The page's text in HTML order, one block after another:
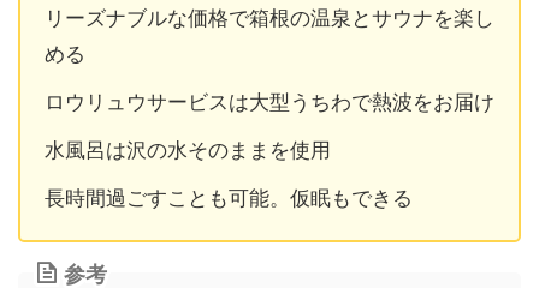
リーズナブルな価格で箱根の温泉とサウナを楽し
める
ロウリュウサービスは大型うちわで熱波をお届け
水風呂は沢の水そのままを使用
長時間過ごすことも可能。仮眠もできる
参考